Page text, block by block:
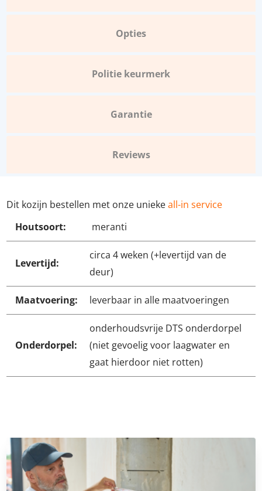
Opties
Politie keurmerk
Garantie
Reviews
Dit kozijn bestellen met onze uniekeall-in service
Houtsoort:
meranti
Levertijd:
circa 4 weken (+levertijd van de
deur)
Maatvoering: leverbaar in alle maatvoeringen
Onderdorpel:
onderhoudsvrije DTS onderdorpel
(niet gevoelig voor laagwater en
gaat hierdoor niet rotten)